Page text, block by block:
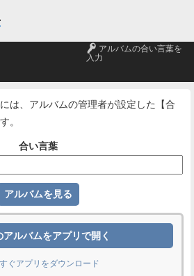
🔑 アルバムの合い言葉を
入力
は、アルバムの管理者が設定した【合
。
合い言葉
アルバムをアプリで開く
ぐアプリをダウンロード